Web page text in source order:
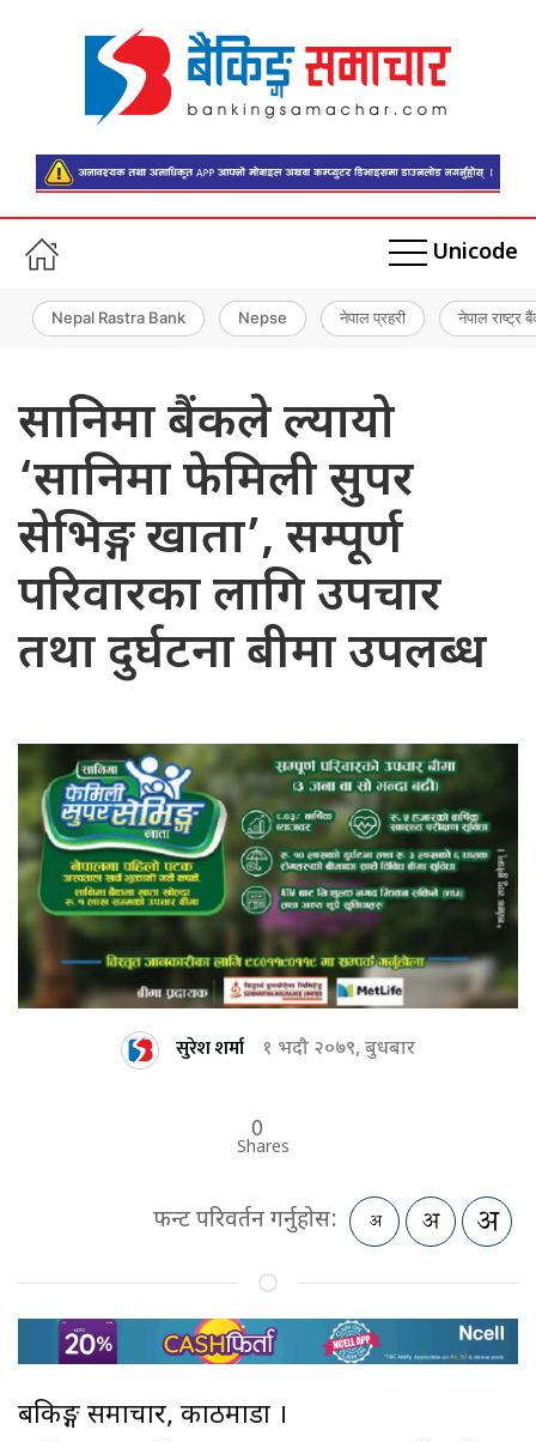
Unicode
Nepal Rastra Bank Nepse नेपाल प्रहरी नेपाल राष्ट्र
सानिमा बैंकले ल्यायो
‘सानिमा फेमिली सुपर
सेभिङ्ग खाता’, सम्पूर्ण
परिवारका लागि उपचार
तथा दुर्घटना बीमा उपलब्ध
सुरेश शर्मा १ भदौ २०७९, बुधबार
0
Shares
फन्ट परिवर्तन गर्नुहोस:
बैंकिङ्ग समाचार, काठमाडौं ।